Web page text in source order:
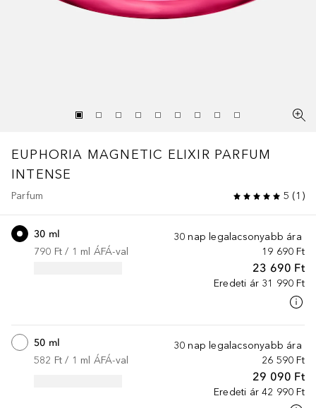
EUPHORIA MAGNETIC ELIXIR PARFUM
INTENSE
Parfum 5 (1 )
30 nap legalacsonyabb ára
19 690 Ft
23 690 Ft
Eredeti ár 31 990 Ft
30 ml
790 Ft / 1 ml ÁFÁ-val
30 nap legalacsonyabb ára
26 590 Ft
29 090 Ft
Eredeti ár 42 990 Ft
50 ml
582 Ft / 1 ml ÁFÁ-val